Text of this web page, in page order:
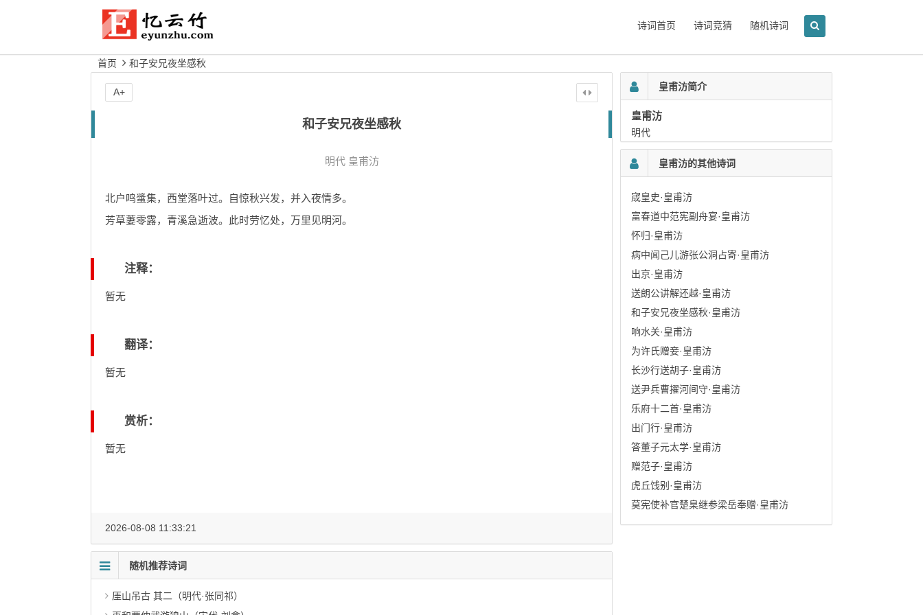
诗词首页 诗词竞猜 随机诗词
首页 和子安兄夜坐感秋
和子安兄夜坐感秋
明代 皇甫汸
北户鸣螀集，西堂落叶过。自惊秋兴发，并入夜情多。
芳草萋零露，青溪急逝波。此时劳忆处，万里见明河。
注释：
暂无
翻译：
暂无
赏析：
暂无
A+
2026-08-08 11:33:21
随机推荐诗词
厓山吊古 其二（明代·张同祁）
皇甫汸简介
皇甫汸
明代
皇甫汸的其他诗词
宬皇史·皇甫汸
富春道中范宪副舟宴·皇甫汸
怀归·皇甫汸
病中闻己儿游张公洞占寄·皇甫汸
出京·皇甫汸
送朗公讲解还越·皇甫汸
和子安兄夜坐感秋·皇甫汸
响水关·皇甫汸
为许氏赠妾·皇甫汸
长沙行送胡子·皇甫汸
送尹兵曹擢河间守·皇甫汸
乐府十二首·皇甫汸
出门行·皇甫汸
答董子元太学·皇甫汸
赠范子·皇甫汸
虎丘饯别·皇甫汸
莫宪使补官楚臬继参梁岳奉赠·皇甫汸